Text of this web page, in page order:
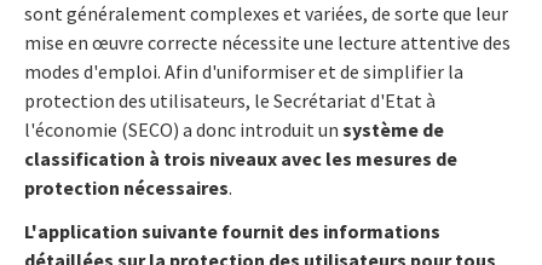
sont généralement complexes et variées, de sorte que leur
mise en œuvre correcte nécessite une lecture attentive des
modes d'emploi. Afin d'uniformiser et de simplifier la
protection des utilisateurs, le Secrétariat d'Etat à
l'économie (SECO) a donc introduit un système de
classification à trois niveaux avec les mesures de
protection nécessaires.
L'application suivante fournit des informations
détaillées sur la protection des utilisateurs pour tous